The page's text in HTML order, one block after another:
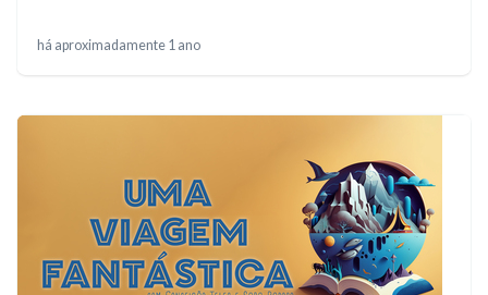
há aproximadamente 1 ano